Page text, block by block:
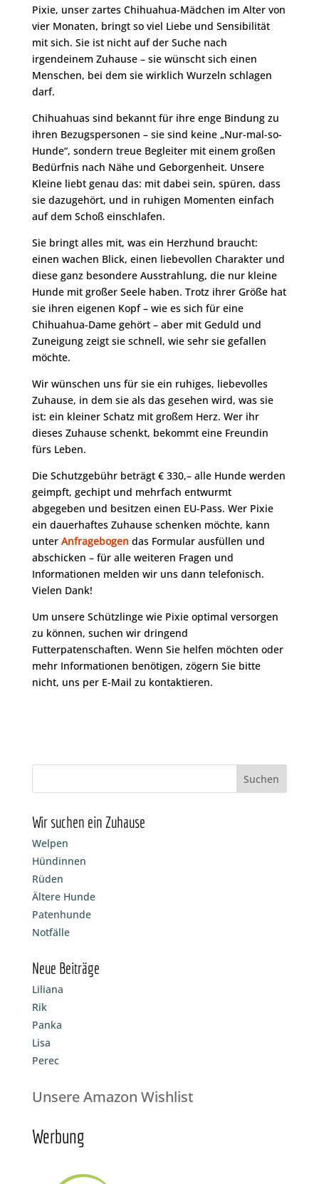
Pixie, unser zartes Chihuahua-Mädchen im Alter von
vier Monaten, bringt so viel Liebe und Sensibilität
mit sich. Sie ist nicht auf der Suche nach
irgendeinem Zuhause – sie wünscht sich einen
Menschen, bei dem sie wirklich Wurzeln schlagen
darf.
Chihuahuas sind bekannt für ihre enge Bindung zu
ihren Bezugspersonen – sie sind keine „Nur-mal-so-
Hunde“, sondern treue Begleiter mit einem großen
Bedürfnis nach Nähe und Geborgenheit. Unsere
Kleine liebt genau das: mit dabei sein, spüren, dass
sie dazugehört, und in ruhigen Momenten einfach
auf dem Schoß einschlafen.
Sie bringt alles mit, was ein Herzhund braucht:
einen wachen Blick, einen liebevollen Charakter und
diese ganz besondere Ausstrahlung, die nur kleine
Hunde mit großer Seele haben. Trotz ihrer Größe hat
sie ihren eigenen Kopf – wie es sich für eine
Chihuahua-Dame gehört – aber mit Geduld und
Zuneigung zeigt sie schnell, wie sehr sie gefallen
möchte.
Wir wünschen uns für sie ein ruhiges, liebevolles
Zuhause, in dem sie als das gesehen wird, was sie
ist: ein kleiner Schatz mit großem Herz. Wer ihr
dieses Zuhause schenkt, bekommt eine Freundin
fürs Leben.
Die Schutzgebühr beträgt € 330,– alle Hunde werden
geimpft, gechipt und mehrfach entwurmt
abgegeben und besitzen einen EU-Pass. Wer Pixie
ein dauerhaftes Zuhause schenken möchte, kann
unter Anfragebogendas Formular ausfüllen und
abschicken – für alle weiteren Fragen und
Informationen melden wir uns dann telefonisch.
Vielen Dank!
Um unsere Schützlinge wie Pixie optimal versorgen
zu können, suchen wir dringend
Futterpatenschaften. Wenn Sie helfen möchten oder
mehr Informationen benötigen, zögern Sie bitte
nicht, uns per E-Mail zu kontaktieren.
Wir suchen ein Zuhause
Welpen
Hündinnen
Rüden
Ältere Hunde
Patenhunde
Notfälle
Neue Beiträge
Liliana
Rik
Panka
Lisa
Perec
Unsere Amazon Wishlist
Werbung